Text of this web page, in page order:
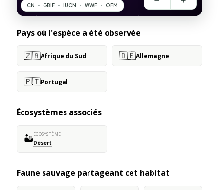
Pays où l'espèce a été observée
🇿🇦Afrique du Sud 🇩🇪Allemagne
🇵🇹Portugal
Écosystèmes associés
🏜️ÉCOSYSTÈME
Désert
Faune sauvage partageant cet habitat